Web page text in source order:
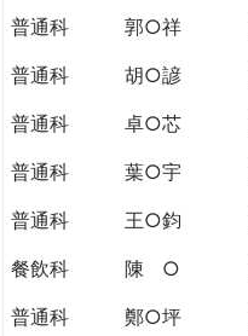
普通科
郭○祥
普通科
胡○諺
普通科
卓○芯
普通科
葉○宇
普通科
王○鈞
餐飲科
陳 ○
普通科
鄭○坪